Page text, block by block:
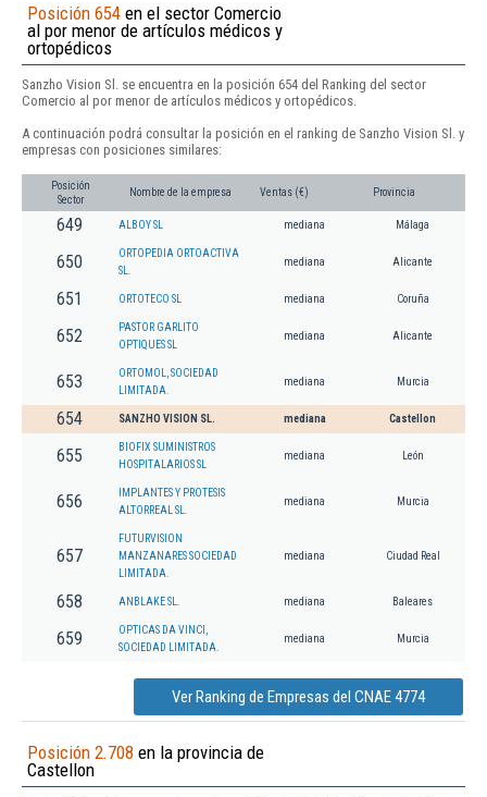
Posición 654 en el sector Comercio
al por menor de artículos médicos y
ortopédicos
Sanzho Vision Sl. se encuentra en la posición 654 del Ranking del sector
Comercio al por menor de artículos médicos y ortopédicos.
A continuación podrá consultar la posición en el ranking de Sanzho Vision Sl. y
empresas con posiciones similares:
Posición
Sector
Nombre de la empresa Ventas (€) Provincia
649 ALBOY SL mediana Málaga
650
ORTOPEDIA ORTOACTIVA
SL.
mediana Alicante
651 ORTOTECO SL mediana Coruña
652
PASTOR GARLITO
OPTIQUES SL
mediana Alicante
653
ORTOMOL, SOCIEDAD
LIMITADA.
mediana Murcia
654 SANZHO VISION SL. mediana Castellon
655
BIOFIX SUMINISTROS
HOSPITALARIOS SL
mediana León
656
IMPLANTES Y PROTESIS
ALTORREAL SL.
mediana Murcia
657
FUTURVISION
MANZANARES SOCIEDAD
LIMITADA.
mediana Ciudad Real
658 ANBLAKE SL. mediana Baleares
659
OPTICAS DA VINCI,
SOCIEDAD LIMITADA.
mediana Murcia
Ver Ranking de Empresas del CNAE 4774
Posición 2.708 en la provincia de
Castellon